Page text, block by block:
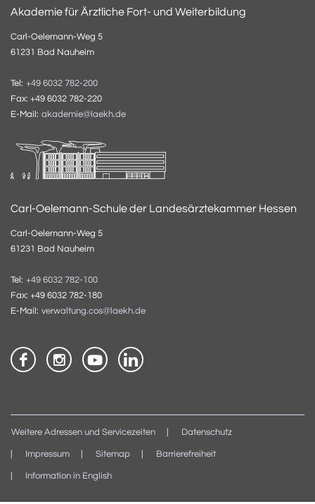
Akademie für Ärztliche Fort- und Weiterbildung
Carl-Oelemann-Weg 5
61231 Bad Nauheim
Tel: +49 6032 782-200
Fax: +49 6032 782-220
E-Mail: akademie@laekh.de
Carl-Oelemann-Schule der Landesärztekammer Hessen
Carl-Oelemann-Weg 5
61231 Bad Nauheim
Tel: +49 6032 782-100
Fax: +49 6032 782-180
E-Mail: verwaltung.cos@laekh.de
Weitere Adressen und Servicezeiten Datenschutz
Impressum Sitemap Barrierefreiheit
Information in English